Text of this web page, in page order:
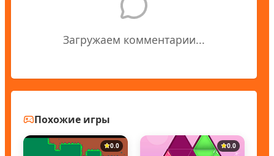
Загружаем комментарии...
Похожие игры
0.0 0.0